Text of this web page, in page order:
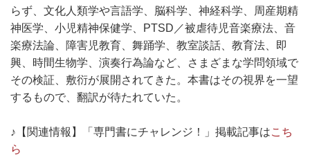
らず、文化人類学や言語学、脳科学、神経科学、周産期精
神医学、小児精神保健学、PTSD／被虐待児音楽療法、音
楽療法論、障害児教育、舞踊学、教室談話、教育法、即
興、時間生物学、演奏行為論など、さまざまな学問領域で
その検証、敷衍が展開されてきた。本書はその視界を一望
するもので、翻訳が待たれていた。
♪【関連情報】「専門書にチャレンジ！」掲載記事はこち
ら